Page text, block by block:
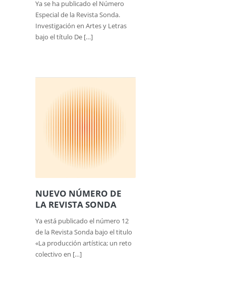
Especial de la Revista Sonda.
Investigación en Artes y Letras
bajo el título De […]
LA REVISTA SONDA
de la Revista Sonda bajo el titulo
«La producción artística; un reto
colectivo en […]